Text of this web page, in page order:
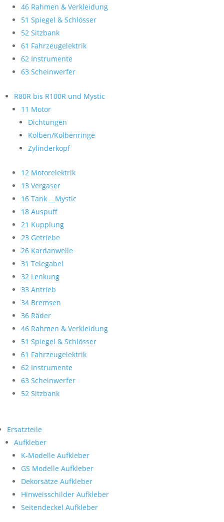
46 Rahmen & Verkleidung
51 Spiegel & Schlösser
52 Sitzbank
61 Fahrzeugelektrik
62 Instrumente
63 Scheinwerfer
R80R bis R100R und Mystic
11 Motor
Dichtungen
Kolben/Kolbenringe
Zylinderkopf
12 Motorelektrik
13 Vergaser
16 Tank __Mystic
18 Auspuff
21 Kupplung
23 Getriebe
26 Kardanwelle
31 Telegabel
32 Lenkung
33 Antrieb
34 Bremsen
36 Räder
46 Rahmen & Verkleidung
51 Spiegel & Schlösser
61 Fahrzeugelektrik
62 Instrumente
63 Scheinwerfer
52 Sitzbank
Ersatzteile
Aufkleber
K-Modelle Aufkleber
GS Modelle Aufkleber
Dekorsätze Aufkleber
Hinweisschilder Aufkleber
Seitendeckel Aufkleber